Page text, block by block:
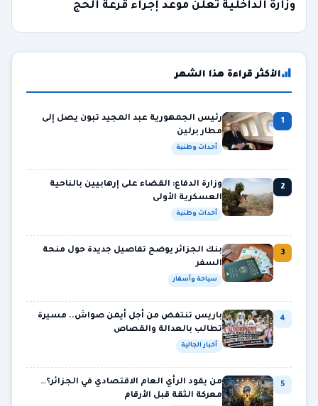
وزارة الداخلية تعلن موعد إجراء قرعة الحج
الأكثر قراءة هذا الشهر
1
رئيس الجمهورية عبد المجيد تبون يصل إلى
مطار برلين
أحداث وطنية
2
وزارة الدفاع: القضاء على إرهابيين بالناحية
العسكرية الأولى
أحداث وطنية
3
بنك الجزائر يوضح تفاصيل جديدة حول منحة
السفر
سياحة وأسفار
4
باريس تنتفض من أجل أيمن صواش.. مسيرة
تطالب بالعدالة والقصاص
أخبار الجالية
5
من يقود الرأي العام الاقتصادي في الجزائر؟…
معركة الثقة قبل الأرقام